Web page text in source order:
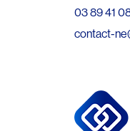
03 89 41
contact-